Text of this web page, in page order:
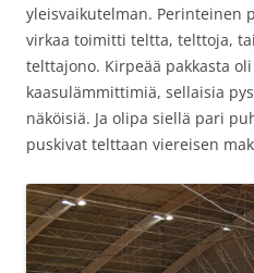
yleisvaikutelman. Perinteinen
virkaa toimitti teltta, telttoja,
telttajono. Kirpeää pakkasta
kaasulämmittimiä, sellaisia
näköisiä. Ja olipa siellä pari
puskivat telttaan viereisen